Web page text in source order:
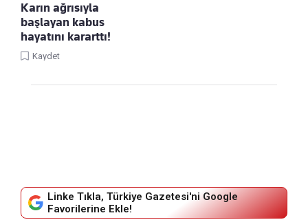
Karın ağrısıyla
başlayan kabus
hayatını kararttı!
Kaydet
Linke Tıkla, Türkiye Gazetesi'ni Google
Favorilerine Ekle!